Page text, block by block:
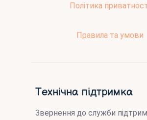
Політика
Правила та умови
Технічна підтримка
Звернення до служби